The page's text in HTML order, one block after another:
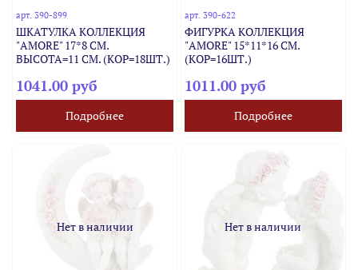
арт.390-899
ШКАТУЛКА КОЛЛЕКЦИЯ
"AMORE" 17*8 СМ.
ВЫСОТА=11 СМ. (КОР=18ШТ.)
1041.00 руб
Подробнее
арт. 390-622
ФИГУРКА КОЛЛЕКЦИЯ
"AMORE" 15*11*16 СМ.
(КОР=16ШТ.)
1011.00 руб
Подробнее
Нет в наличии Нет в наличии